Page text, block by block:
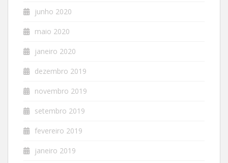
junho 2020
maio 2020
janeiro 2020
dezembro 2019
novembro 2019
setembro 2019
fevereiro 2019
janeiro 2019